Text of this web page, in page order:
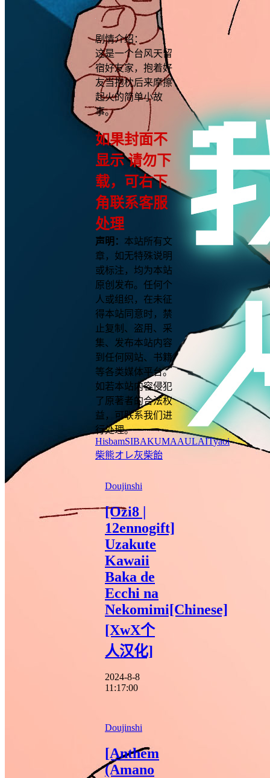
剧情介绍：
这是一个台风天留
宿好友家，抱着好
友当抱枕后来摩擦
起火的简单小故
事。
如果封面不
显示 请勿下
载，可右下
角联系客服
处理
声明： 本站所有文
章，如无特殊说明
或标注，均为本站
原创发布。任何个
人或组织，在未征
得本站同意时，禁
止复制、盗用、采
集、发布本站内容
到任何网站、书籍
等各类媒体平台。
如若本站内容侵犯
了原著者的合法权
益，可联系我们进
行处理。
HisbamSIBAKUMAAULAITyaoi
柴熊オレ灰柴飴
Doujinshi
[Ozi8 |
12ennogift]
Uzakute
Kawaii
Baka de
Ecchi na
Nekomimi[Chinese]
[XwX个
人汉化]
2024-8-8
11:17:00
Doujinshi
[Anthem
(Amano